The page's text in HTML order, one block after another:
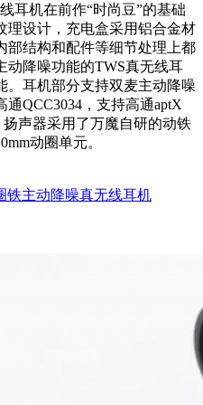
耳机在前作“时尚豆”的基础
理设计，充电盒采用铝合金材
部结构和配件等细节处理上都
动降噪功能的TWS真无线耳
。耳机部分支持双麦主动降噪
QCC3034，支持高通aptX
声器采用了万魔自研的动铁
动圈单元。
铁主动降噪真无线耳机